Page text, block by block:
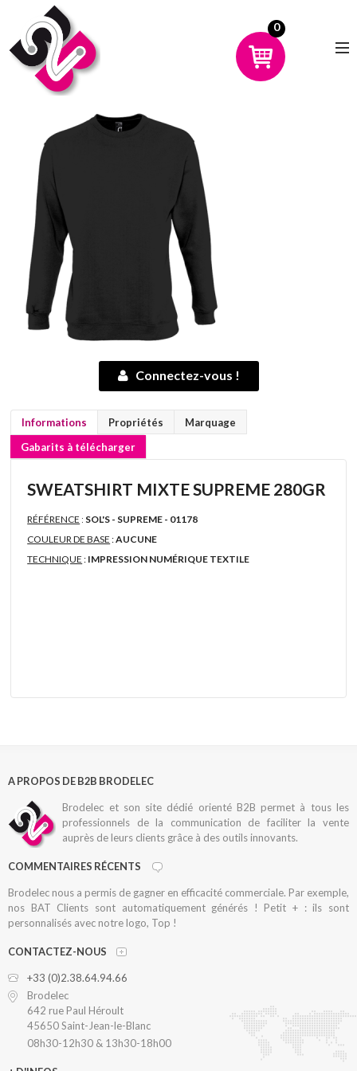
CHOISIR UN PRODUIT
AVANTAGES
MON COMPTE
DÉMO
CONTACT
0
Connectez-vous !
Informations Propriétés
Marquage
Gabarits à télécharger
SWEATSHIRT MIXTE SUPREME 280GR
RÉFÉRENCE : SOL'S - SUPREME - 01178
COULEUR DE BASE :AUCUNE
TECHNIQUE : IMPRESSION NUMÉRIQUE TEXTILE
A PROPOS DE B2B BRODELEC
Brodelec et son site dédié orienté B2B permet à tous les
professionnels de la communication de faciliter la vente
auprès de leurs clients grâce à des outils innovants.
COMMENTAIRES RÉCENTS
Brodelec nous a permis de gagner en efficacité commerciale. Par exemple,
nos BAT Clients sont automatiquement générés ! Petit + : ils sont
personnalisés avec notre logo, Top !
CONTACTEZ-NOUS
+33 (0)2.38.64.94.66
Brodelec
642 rue Paul Héroult
45650 Saint-Jean-le-Blanc
08h30-12h30 & 13h30-18h00